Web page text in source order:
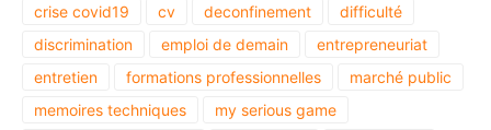
crise covid19
cv deconfinement
difficulté
discrimination
emploi de demain
entrepreneuriat
entretien
formations professionnelles
marché public
memoires techniques
my serious game